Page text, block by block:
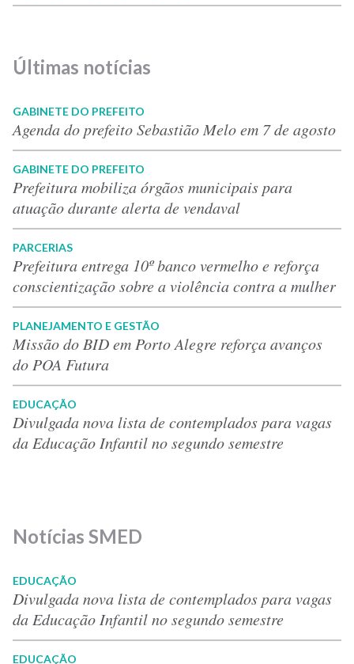
Últimas notícias
GABINETE DO PREFEITO
Agenda do prefeito Sebastião Melo em 7 de agosto
GABINETE DO PREFEITO
Prefeitura mobiliza órgãos municipais para
atuação durante alerta de vendaval
PARCERIAS
Prefeitura entrega 10º banco vermelho e reforça
conscientização sobre a violência contra a mulher
PLANEJAMENTO E GESTÃO
Missão do BID em Porto Alegre reforça avanços
do POA Futura
EDUCAÇÃO
Divulgada nova lista de contemplados para vagas
da Educação Infantil no segundo semestre
Notícias SMED
EDUCAÇÃO
Divulgada nova lista de contemplados para vagas
da Educação Infantil no segundo semestre
EDUCAÇÃO